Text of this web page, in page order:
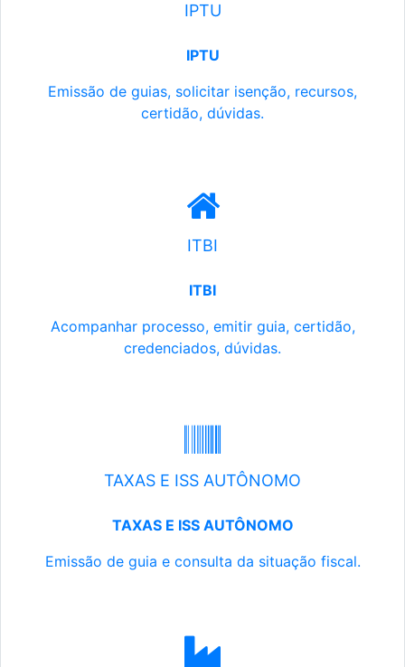
IPTU
IPTU
Emissão de guias, solicitar isenção, recursos,
certidão, dúvidas.
ITBI
ITBI
Acompanhar processo, emitir guia, certidão,
credenciados, dúvidas.
TAXAS E ISS AUTÔNOMO
TAXAS E ISS AUTÔNOMO
Emissão de guia e consulta da situação fiscal.